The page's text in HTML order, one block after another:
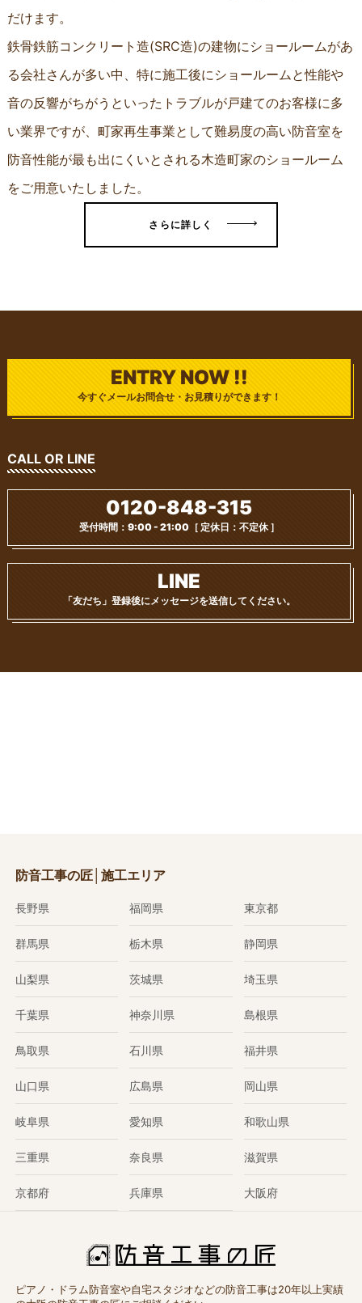
だけます。
鉄骨鉄筋コンクリート造(SRC造)の建物にショールームがあ
る会社さんが多い中、特に施工後にショールームと性能や
音の反響がちがうといったトラブルが戸建てのお客様に多
い業界ですが、町家再生事業として難易度の高い防音室を
防音性能が最も出にくいとされる木造町家のショールーム
をご用意いたしました。
さらに詳しく
ENTRY NOW !!
今すぐメールお問合せ・お見積りができます！
CALL OR LINE
0120-848-315
受付時間：9:00 - 21:00［ 定休日：不定休 ］
LINE
「友だち」登録後に メッセージを送信してください。
防音工事の匠│施工エリア
長野県 福岡県 東京都
群馬県 栃木県 静岡県
山梨県 茨城県 埼玉県
千葉県 神奈川県 島根県
鳥取県 石川県 福井県
山口県 広島県 岡山県
岐阜県 愛知県 和歌山県
三重県 奈良県 滋賀県
京都府 兵庫県 大阪府
ピアノ・ドラム防音室や自宅スタジオなどの防音工事は20年以上実績